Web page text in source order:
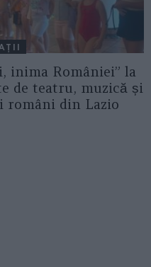
inima României” la
de teatru, muzică și
din Lazio